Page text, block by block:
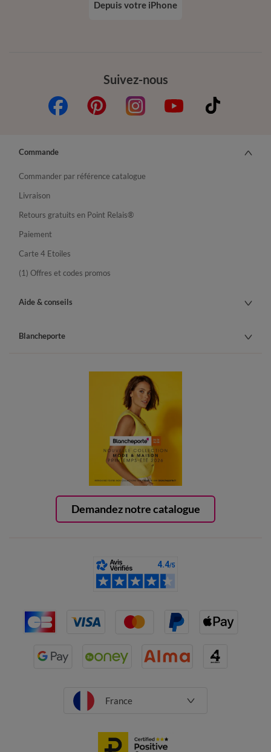
Suivez-nous
Depuis votre iPhone
Demandez notre catalogue
Commande
Commander par référence catalogue
Livraison
Retours gratuits en Point Relais®
Paiement
Carte 4 Etoiles
(1) Offres et codes promos
Aide & conseils
Blancheporte
France